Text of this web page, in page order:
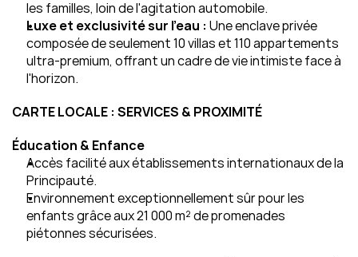
les familles, loin de l'agitation automobile.
Luxe et exclusivité sur l'eau : Une enclave privée
composée de seulement 10 villas et 110 appartements
ultra-premium, offrant un cadre de vie intimiste face à
l'horizon.
CARTE LOCALE : SERVICES & PROXIMITÉ
Éducation & Enfance
Accès facilité aux établissements internationaux de la
Principauté.
Environnement exceptionnellement sûr pour les
enfants grâce aux 21 000 m² de promenades
piétonnes sécurisées.